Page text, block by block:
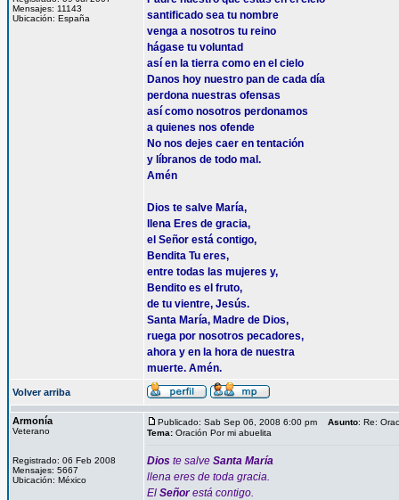
Mensajes: 11143
Ubicación: España
santificado sea tu nombre
venga a nosotros tu reino
hágase tu voluntad
así en la tierra como en el cielo
Danos hoy nuestro pan de cada día
perdona nuestras ofensas
así como nosotros perdonamos
a quienes nos ofende
No nos dejes caer en tentación
y líbranos de todo mal.
Amén
Dios te salve María,
llena Eres de gracia,
el Señor está contigo,
Bendita Tu eres,
entre todas las mujeres y,
Bendito es el fruto,
de tu vientre, Jesús.
Santa María, Madre de Dios,
ruega por nosotros pecadores,
ahora y en la hora de nuestra
muerte. Amén.
Volver arriba
Armonía
Veterano
Registrado: 06 Feb 2008
Mensajes: 5667
Ubicación: México
Publicado: Sab Sep 06, 2008 6:00 pm Asunto: Re:
Tema: Oración Por mi abuelita
Dios te salve Santa María
llena eres de toda gracia.
El Señorestá contigo.